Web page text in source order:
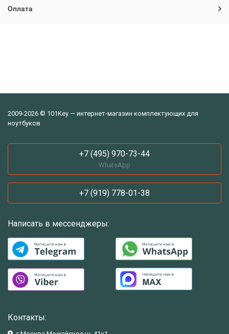
Оплата
2009-2026 © 101Key — интернет-магазин комплектующих для
ноутбуков
+7 (495) 970-73-44
WhatsApp
+7 (919) 778-01-38
Написать в мессенджеры:
Контакты: